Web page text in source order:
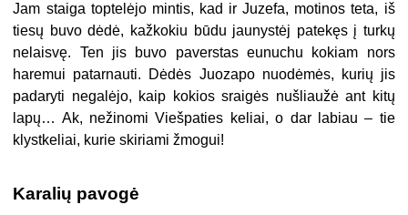
Jam staiga toptelėjo mintis, kad ir Juzefa, motinos teta, iš
tiesų buvo dėdė, kažkokiu būdu jaunystėj patekęs į turkų
nelaisvę. Ten jis buvo paverstas eunuchu kokiam nors
haremui patarnauti. Dėdės Juozapo nuodėmės, kurių jis
padaryti negalėjo, kaip kokios sraigės nušliaužė ant kitų
lapų… Ak, nežinomi Viešpaties keliai, o dar labiau – tie
klystkeliai, kurie skiriami žmogui!
Karalių pavogė